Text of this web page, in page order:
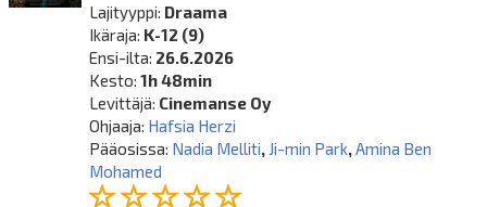
Lajityyppi: Draama
Ikäraja: K-12 (9)
Ensi-ilta: 26.6.2026
Kesto:1h 48min
Levittäjä: Cinemanse Oy
Ohjaaja: Hafsia Herzi
Pääosissa: Nadia Melliti, Ji-min Park, Amina Ben
Mohamed